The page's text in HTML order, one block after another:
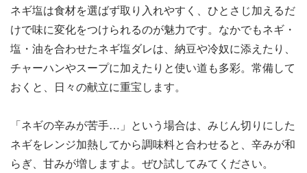
ネギ塩は食材を選ばず取り入れやすく、ひとさじ加えるだ
けで味に変化をつけられるのが魅力です。なかでもネギ・
塩・油を合わせたネギ塩ダレは、納豆や冷奴に添えたり、
チャーハンやスープに加えたりと使い道も多彩。常備して
おくと、日々の献立に重宝します。
「ネギの辛みが苦手…」という場合は、みじん切りにした
ネギをレンジ加熱してから調味料と合わせると、辛みが和
らぎ、甘みが増しますよ。ぜひ試してみてください。